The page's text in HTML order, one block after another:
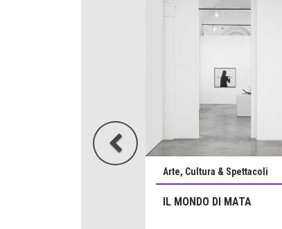
Arte, Cultura & Spettacoli
IL MONDO DI MATA